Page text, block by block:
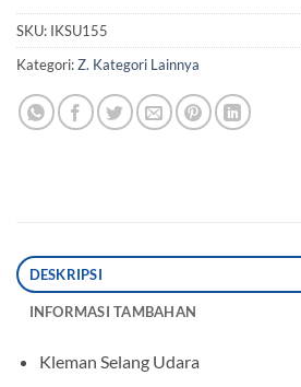
SKU: IKSU155
Kategori:Z. Kategori Lainnya
DESKRIPSI
INFORMASI TAMBAHAN
Kleman Selang Udara